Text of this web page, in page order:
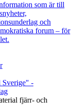
som är till
och
forum – för
Sverige" -
fjärr- och